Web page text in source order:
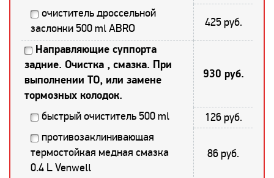
очиститель дроссельной
заслонки 500 ml ABRO
425 руб.
Направляющие суппорта
задние. Очистка , смазка. При
выполнении ТО, или замене
тормозных колодок.
930 руб.
быстрый очиститель 500 ml
126 руб.
противозаклинивающая
термостойкая медная смазка
0.4 L Venwell
86 руб.